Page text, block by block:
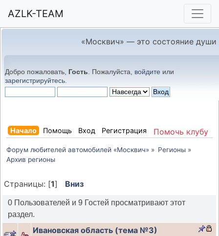
AZLK-TEAM
«Москвич» — это состояние души
Добро пожаловать, Гость . Пожалуйста, войдите или
зарегистрируйтесь
Помочь клубу
Начало Помощь Вход Регистрация
Форум любителей автомобилей «Москвич» » Регионы»
Архив регионы
Страницы: [1] Вниз
0 Пользователей и 9 Гостей просматривают этот
раздел.
Ивановская область (тема №3)